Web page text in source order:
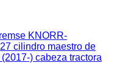
KNORR-
cilindro maestro de
) cabeza tractora